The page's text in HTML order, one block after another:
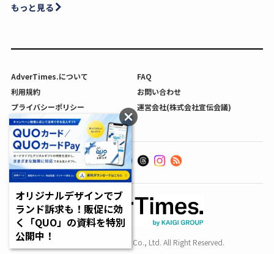
もっと見る
AdverTimes.について
FAQ
利用規約
お問い合わせ
プライバシーポリシー
運営会社(株式会社宣伝会議)
利用者情報の外部送信について
Copyright SENDENKAIGI Co., Ltd. All Right Reserved.
オリジナルデザインでブ
ランド訴求も！販促に効
く「QUO」の資料を特別
公開中！